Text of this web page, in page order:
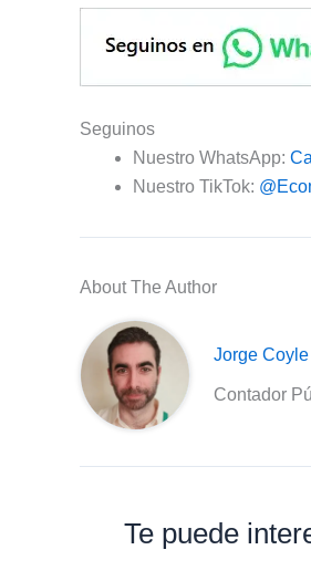
Seguinos
Nuestro WhatsApp:
Nuestro TikTok:
About The Author
Jorge Coyle
Contador
Te puede